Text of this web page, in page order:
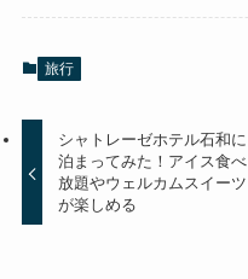
旅行
シャトレーゼホテル石和に
泊まってみた！アイス食べ
放題やウェルカムスイーツ
が楽しめる